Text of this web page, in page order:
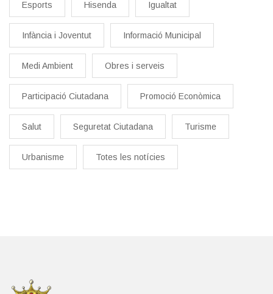
Esports Hisenda Igualtat
Infància i Joventut Informació Municipal
Medi Ambient Obres i serveis
Participació Ciutadana Promoció Econòmica
Salut Seguretat Ciutadana Turisme
Urbanisme Totes les notícies